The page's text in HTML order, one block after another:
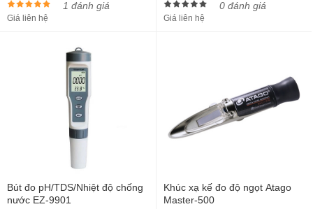
1 đánh giá
Giá liên hệ
0 đánh giá
Giá liên hệ
Bút đo pH/TDS/Nhiệt độ chống
nước EZ-9901
Khúc xạ kế đo độ ngọt Atago
Master-500